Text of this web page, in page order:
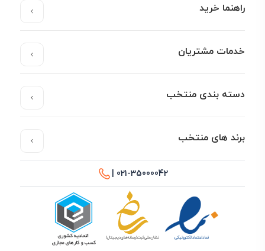
راهنما خرید
خدمات مشتریان
دسته بندی منتخب
برند های منتخب
021-35000042 |